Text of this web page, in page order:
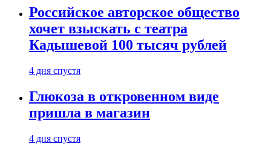
Российское авторское общество
хочет взыскать с театра
Кадышевой 100 тысяч рублей
4 дня спустя
Глюкоза в откровенном виде
пришла в магазин
4 дня спустя